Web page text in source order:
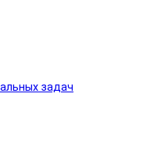
задач